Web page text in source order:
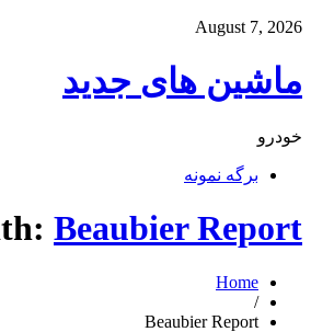
August 7, 2026
ماشین های جدید
خودرو
برگه نمونه
Beaubier Report
Home
/
Beaubier Report